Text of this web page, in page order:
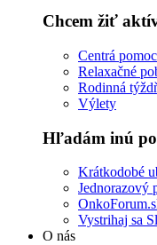
Chcem žiť
Centrá
Relaxačné
Rodinná
Výlety
Hľadám inú
Krátkodobé
Jednorazový
Vystrihaj sa
O nás